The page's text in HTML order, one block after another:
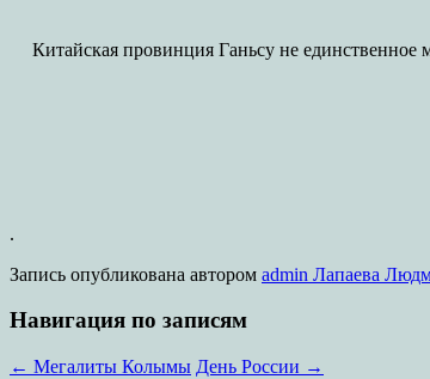
Китайская провинция Ганьсу не единственное
.
Запись опубликована автором admin Лапаева
Навигация по записям
← Мегалиты Колымы День России →